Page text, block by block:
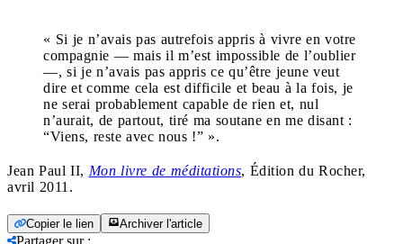
« Si je n’avais pas autrefois appris à vivre en votre
compagnie — mais il m’est impossible de l’oublier
—, si je n’avais pas appris ce qu’être jeune veut
dire et comme cela est difficile et beau à la fois, je
ne serai probablement capable de rien et, nul
n’aurait, de partout, tiré ma soutane en me disant :
“Viens, reste avec nous !” ».
Jean Paul II, Mon livre de méditations, Édition du Rocher,
avril 2011.
Copier le lien Archiver l'article